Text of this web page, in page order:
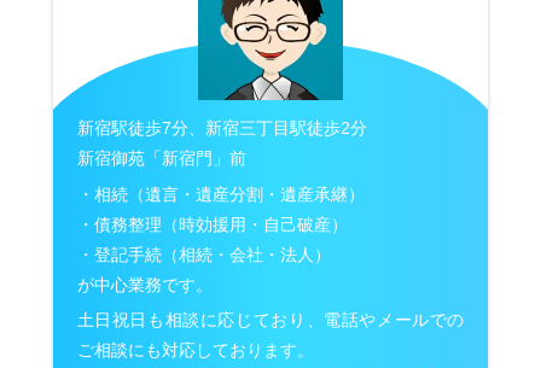
新宿駅徒歩7分、新宿三丁目駅徒歩2分
新宿御苑「新宿門」前
・相続（遺言・遺産分割・遺産承継）
・債務整理（時効援用・自己破産）
・登記手続（相続・会社・法人）
が中心業務です。
土日祝日も相談に応じており、電話やメールでの
ご相談にも対応しております。